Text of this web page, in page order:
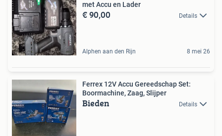
met Accu en Lader
€ 90,00 Details
Alphen aan den Rijn 8 mei 26
Ferrex 12V Accu Gereedschap Set:
Boormachine, Zaag, Slijper
Bieden Details